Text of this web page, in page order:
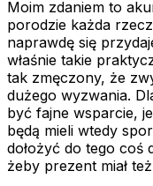
Moim zdaniem to
porodzie każda
naprawdę się
właśnie takie
tak zmęczony, że
dużego wyzwania.
być fajne wsparcie,
będą mieli wtedy
dołożyć do tego coś
żeby prezent miał